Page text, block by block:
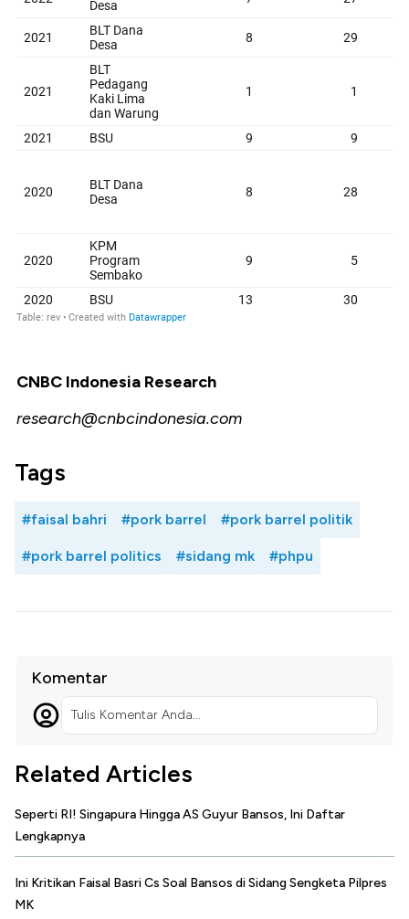
CNBC Indonesia Research
research@cnbcindonesia.com
Tags
#faisal bahri #pork barrel #pork barrel politik
#pork barrel politics #sidang mk #phpu
Komentar
Tulis Komentar Anda...
Related Articles
Seperti RI! Singapura Hingga AS Guyur Bansos, Ini Daftar
Lengkapnya
Ini Kritikan Faisal Basri Cs Soal Bansos di Sidang Sengketa Pilpres
MK